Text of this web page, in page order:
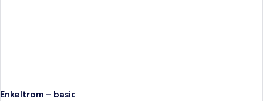
Enkeltrom – basic